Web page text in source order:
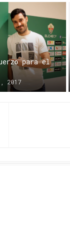
para el
2017